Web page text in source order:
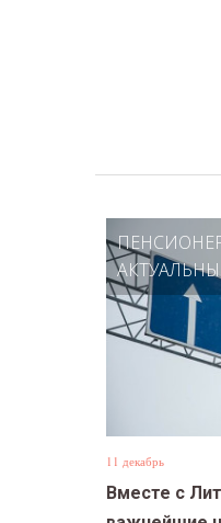
11 декабрь
Вместе с